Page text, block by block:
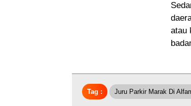
atau
Tag : Juru Parkir Marak Di